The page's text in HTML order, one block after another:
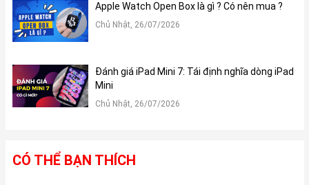
Apple Watch Open Box là gì ? Có nên mua ?
Chủ Nhật, 26/07/2026
Đánh giá iPad Mini 7: Tái định nghĩa dòng iPad
Mini
Chủ Nhật, 26/07/2026
CÓ THỂ BẠN THÍCH